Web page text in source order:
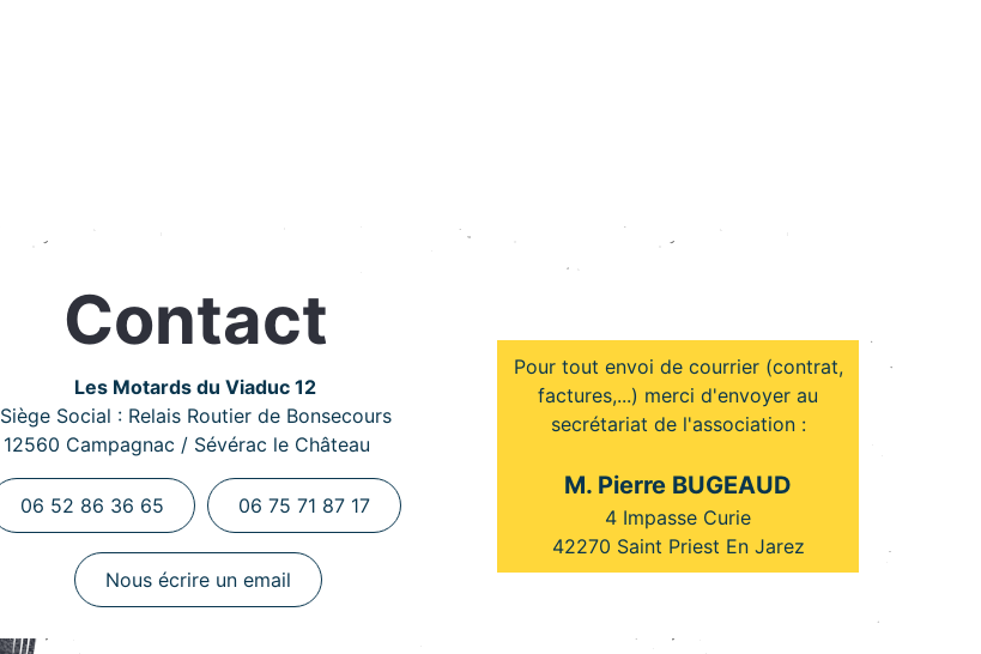
Contact
Les Motards du Viaduc 12
Siège Social : Relais Routier de Bonsecours
12560 Campagnac / Sévérac le Château
06 52 86 36 65 06 75 71 87 17
Nous écrire un email
Pour tout envoi de courrier (contrat,
factures,...) merci d'envoyer au
secrétariat de l'association :
M. Pierre BUGEAUD
4 Impasse Curie
42270 Saint Priest En Jarez